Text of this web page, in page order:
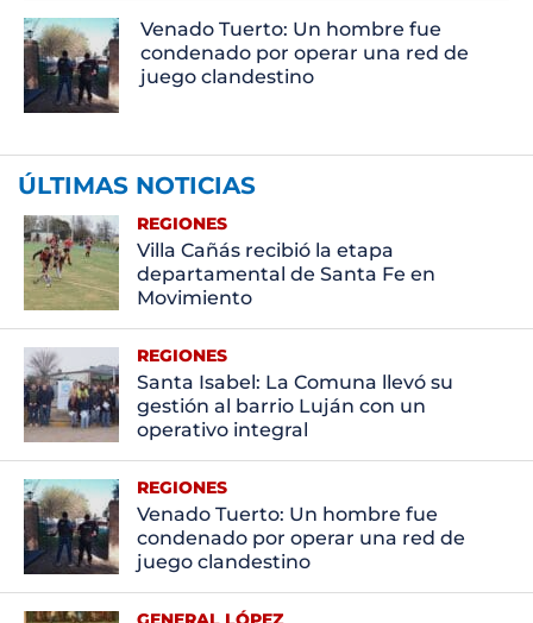
Venado Tuerto: Un hombre fue
condenado por operar una red de
juego clandestino
ÚLTIMAS NOTICIAS
REGIONES
Villa Cañás recibió la etapa
departamental de Santa Fe en
Movimiento
REGIONES
Santa Isabel: La Comuna llevó su
gestión al barrio Luján con un
operativo integral
REGIONES
Venado Tuerto: Un hombre fue
condenado por operar una red de
juego clandestino